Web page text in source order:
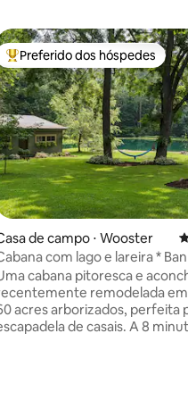
média de 5, 149
Entre os melhores preferidos
Preferido dos hóspedes
de campo ⋅ Wooster
com lago e lareira *
* Cama king
cabana pitoresca e
remodelada em
acres arborizados, perfeita
de casais. A 8